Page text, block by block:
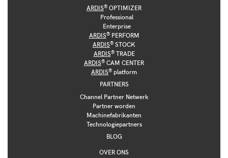
ARDIS® OPTIMIZER
Professional
Enterprise
ARDIS®PERFORM
ARDIS® STOCK
ARDIS®TRADE
ARDIS® CAM CENTER
ARDIS® platform
PARTNERS
Channel Partner Netwerk
Partner worden
Machinefabrikanten
Technologiepartners
BLOG
OVER ONS